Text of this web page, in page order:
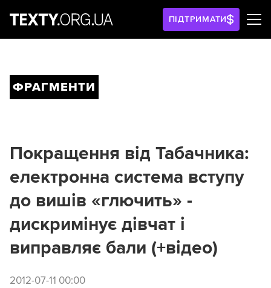
ПІДТРИМАТИ
ФРАГМЕНТИ
Покращення від Табачника:
електронна система вступу
до вишів «глючить» -
дискримінує дівчат і
виправляє бали (+відео)
2012-07-11 00:00